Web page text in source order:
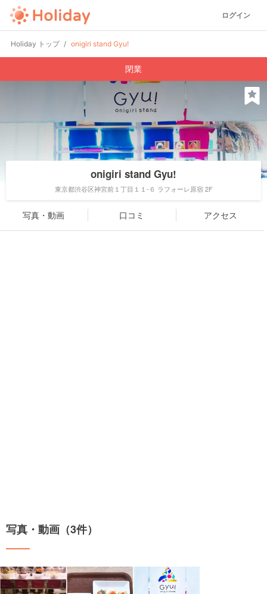
ログイン
Holiday トップ onigiri stand Gyu!
閉業
onigiri stand Gyu!
東京都渋谷区神宮前１丁目１１-６ ラフォーレ原宿 2F
写真・動画 口コミ アクセス
写真・動画（3件）